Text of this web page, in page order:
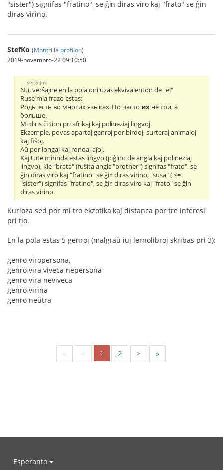
"sister") signifas "fratino", se ĝin diras viro kaj "frato" se ĝin
diras virino.
StefKo (Montri la profilon)
2019-novembro-22 09:10:50
sergejm:
Nu, verŝajne en la pola oni uzas ekvivalenton de "el"
Ruse mia frazo estas:
Роды есть во многих языках. Но часто их не три, а
больше.
Mi diris ĉi tion pri afrikaj kaj polineziaj lingvoj.
Ekzemple, povas apartaj genroj por birdoj, surteraj animaloj
kaj fiŝoj.
Aŭ por longaj kaj rondaj aĵoj.
Kaj tute mirinda estas lingvo (piĝino de angla kaj polineziaj
lingvo), kie "brata" (fuŝita angla "brother") signifas "frato", se
ĝin diras viro kaj "fratino" se ĝin diras virino; "susa" ( <=
"sister") signifas "fratino", se ĝin diras viro kaj "frato" se ĝin
diras virino.
Kurioza sed por mi tro ekzotika kaj distanca por tre interesi
pri tio.
En la pola estas 5 genroj (malgraŭ iuj lernolibroj skribas pri 3):
genro viropersona,
genro vira viveca nepersona
genro vira neviveca
genro virina
genro neŭtra
« < 1 2 > »
Esperanto